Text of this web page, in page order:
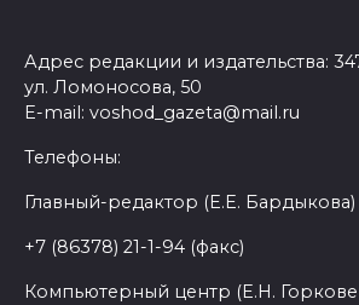
Адрес редакции и издательства:
ул. Ломоносова, 50
E-mail: voshod_gazeta@mail.ru
Телефоны:
Главный-редактор (Е.Е. Бардыкова)
+7 (86378) 21-1-94 (факс)
Компьютерный центр (Е.Н.